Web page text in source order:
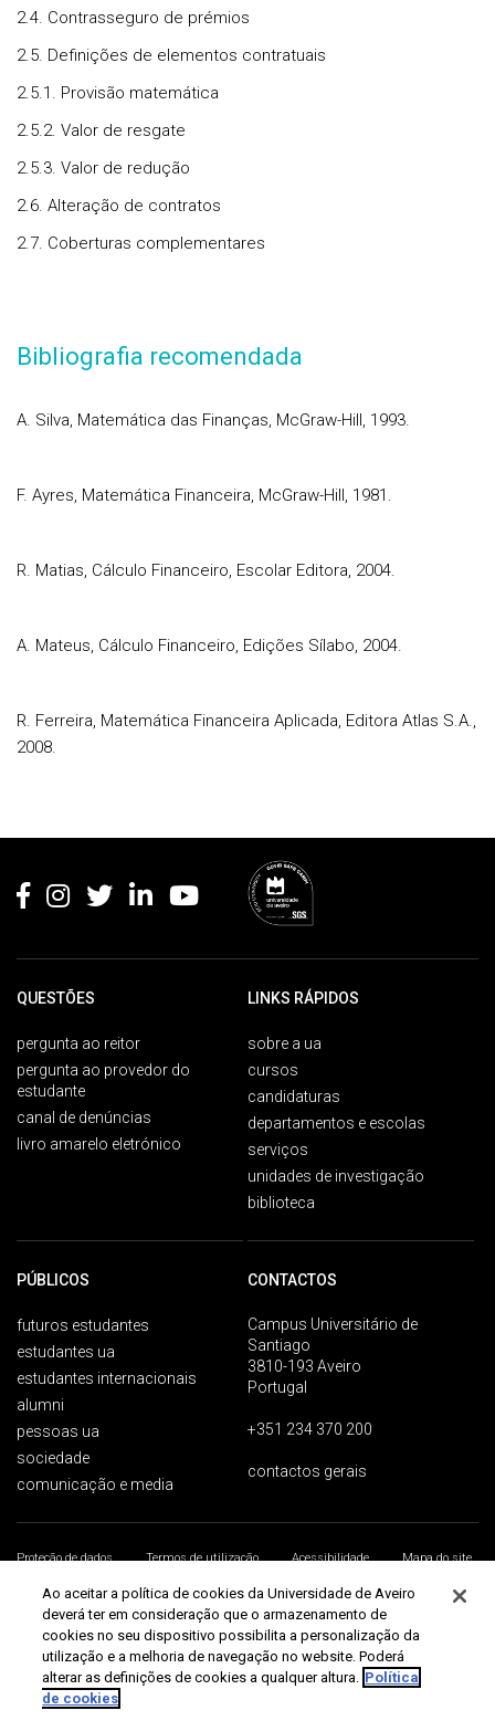
2.4. Contrasseguro de prémios
2.5. Definições de elementos contratuais
2.5.1. Provisão matemática
2.5.2. Valor de resgate
2.5.3. Valor de redução
2.6. Alteração de contratos
2.7. Coberturas complementares
Bibliografia recomendada
A. Silva, Matemática das Finanças, McGraw-Hill, 1993.
F. Ayres, Matemática Financeira, McGraw-Hill, 1981.
R. Matias, Cálculo Financeiro, Escolar Editora, 2004.
A. Mateus, Cálculo Financeiro, Edições Sílabo, 2004.
R. Ferreira, Matemática Financeira Aplicada, Editora Atlas S.A.,
2008.
QUESTÕES
pergunta ao reitor
pergunta ao provedor do
estudante
canal de denúncias
livro amarelo eletrónico
LINKS RÁPIDOS
sobre a ua
cursos
candidaturas
departamentos e escolas
serviços
unidades de investigação
biblioteca
PÚBLICOS
futuros estudantes
estudantes ua
estudantes internacionais
alumni
pessoas ua
sociedade
comunicação e media
CONTACTOS
Campus Universitário de
Santiago
3810-193 Aveiro
Portugal
+351 234 370 200
contactos gerais
Proteção de dados Termos de utilização Acessibilidade
Mapa do site
Universidade de Aveiro 2026
Ao aceitar a política de cookies da Universidade de Aveiro
deverá ter em consideração que o armazenamento de
cookies no seu dispositivo possibilita a personalização da
utilização e a melhoria de navegação no website. Poderá
alterar as definições de cookies a qualquer altura. Política
de cookies